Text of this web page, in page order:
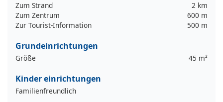
Zum Strand
2 km
Zum Zentrum
600 m
Zur Tourist-Information
500 m
Grundeinrichtungen
Größe 45 m²
Kinder einrichtungen
Familienfreundlich